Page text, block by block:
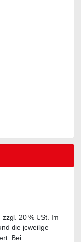
20 % USt. Im
die jeweilige
Bei